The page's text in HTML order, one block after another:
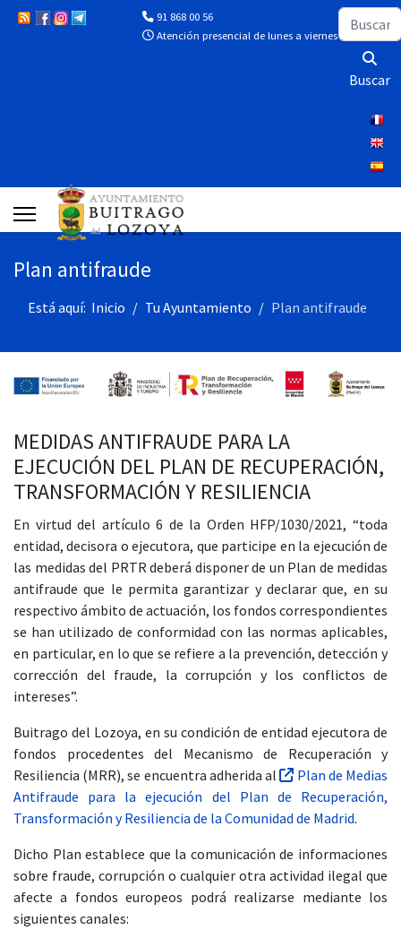
91 868 00 56
Atención presencial de lunes a viernes de 10:00 a
Buscar
Buscar
Plan antifraude
Está aquí: Inicio Tu Ayuntamiento Plan antifraude
MEDIDAS ANTIFRAUDE PARA LA
EJECUCIÓN DEL PLAN DE RECUPERACIÓN,
TRANSFORMACIÓN Y RESILIENCIA
En virtud del artículo 6 de la Orden HFP/1030/2021, “toda
entidad, decisora o ejecutora, que participe en la ejecución de
las medidas del PRTR deberá disponer de un Plan de medidas
antifraude que le permita garantizar y declarar que, en su
respectivo ámbito de actuación, los fondos correspondientes
se han utilizado de conformidad con las normas aplicables,
en particular, en lo que se refiere a la prevención, detección y
corrección del fraude, la corrupción y los conflictos de
intereses”.
Buitrago del Lozoya, en su condición de entidad ejecutora de
fondos procedentes del Mecanismo de Recuperación y
Resiliencia (MRR), se encuentra adherida al
Plan de Medias
Antifraude para la ejecución del Plan de Recuperación,
Transformación y Resiliencia de la Comunidad de Madrid.
Dicho Plan establece que la comunicación de informaciones
sobre fraude, corrupción o cualquier otra actividad ilegal que
afecte a fondos europeos podrá realizarse mediante los
siguientes canales: